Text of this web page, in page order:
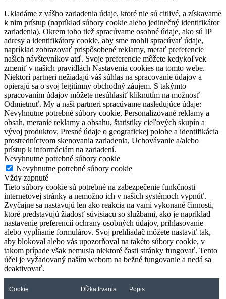
Ukladáme z vášho zariadenia údaje, ktoré nie sú citlivé, a získavame
k nim prístup (napríklad súbory cookie alebo jedinečný identifikátor
zariadenia). Okrem toho tiež spracúvame osobné údaje, ako sú IP
adresy a identifikátory cookie, aby sme mohli spracúvať údaje,
napríklad zobrazovať prispôsobené reklamy, merať preferencie
našich návštevníkov atď. Svoje preferencie môžete kedykoľvek
zmeniť v našich pravidlách Nastavenia cookies na tomto webe.
Niektorí partneri nežiadajú váš súhlas na spracovanie údajov a
opierajú sa o svoj legitímny obchodný záujem. S takýmto
spracovaním údajov môžete nesúhlasiť kliknutím na možnosť
Odmietnuť. My a naši partneri spracúvame nasledujúce údaje:
Nevyhnutne potrebné súbory cookie, Personalizované reklamy a
obsah, meranie reklamy a obsahu, štatistiky cieľových skupín a
vývoj produktov, Presné údaje o geografickej polohe a identifikácia
prostredníctvom skenovania zariadenia, Uchovávanie a/alebo
prístup k informáciám na zariadení.
Nevyhnutne potrebné súbory cookie
Nevyhnutne potrebné súbory cookie
Vždy zapnuté
Tieto súbory cookie sú potrebné na zabezpečenie funkčnosti
internetovej stránky a nemožno ich v našich systémoch vypnúť.
Zvyčajne sa nastavujú len ako reakcia na vami vykonané činnosti,
ktoré predstavujú žiadosť súvisiacu so službami, ako je napríklad
nastavenie preferencií ochrany osobných údajov, prihlasovanie
alebo vypĺňanie formulárov. Svoj prehliadač môžete nastaviť tak,
aby blokoval alebo vás upozorňoval na takéto súbory cookie, v
takom prípade však nemusia niektoré časti stránky fungovať. Tento
účel je vyžadovaný naším webom na bežné fungovanie a nedá sa
deaktivovať.
Cookie Dĺžka trvania Popis